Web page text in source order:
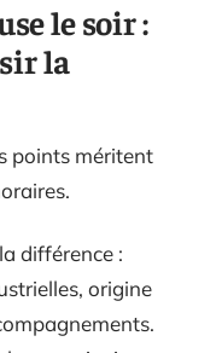
le soir :
la
points méritent
différence :
origine